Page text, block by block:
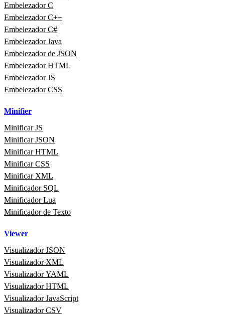
Embelezador C
Embelezador C++
Embelezador C#
Embelezador Java
Embelezador de JSON
Embelezador HTML
Embelezador JS
Embelezador CSS
Minifier
Minificar JS
Minificar JSON
Minificar HTML
Minificar CSS
Minificar XML
Minificador SQL
Minificador Lua
Minificador de Texto
Viewer
Visualizador JSON
Visualizador XML
Visualizador YAML
Visualizador HTML
Visualizador JavaScript
Visualizador CSV